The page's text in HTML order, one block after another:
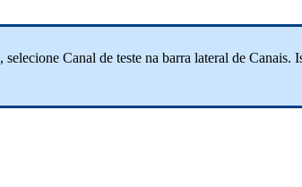
Canal de teste na barra lateral de